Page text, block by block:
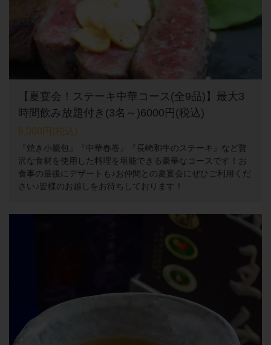
【夏宴会！ステーキ中華コース(全9品)】最大3
時間飲み放題付き(3名～)6000円(税込)
6,000円 (税込)
『焼き小籠包』『中華春巻』『長崎和牛のステーキ』など贅
沢な食材を使用した料理を堪能できる豪華なコースです！お
食事の最後にデザートも♪お仲間との夏宴会にぜひご利用くだ
さい♪皆様のお越しをお待ちしております！